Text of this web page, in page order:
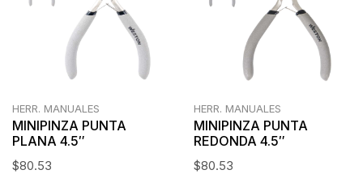
HERR. MANUALES
MINIPINZA PUNTA
PLANA 4.5″
$80.53
HERR. MANUALES
MINIPINZA PUNTA
REDONDA 4.5″
$80.53